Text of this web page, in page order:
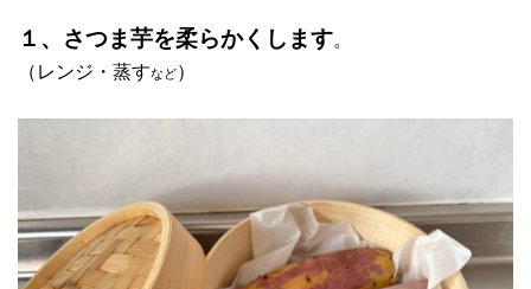
１、さつま芋を柔らかくします。
（レンジ・蒸すなど）